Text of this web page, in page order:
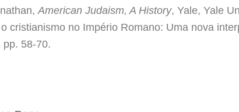
American Judaism, A History, Yale, Yale
cristianismo no Império Romano: Uma nova
pp. 58-70.